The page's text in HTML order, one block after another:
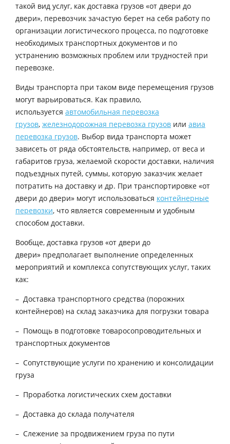
такой вид услуг, как доставка грузов «от двери до
двери», перевозчик зачастую берет на себя работу по
организации логистического процесса, по подготовке
необходимых транспортных документов и по
устранению возможных проблем или трудностей при
перевозке.
Виды транспорта при таком виде перемещения грузов
могут варьироваться. Как правило,
используется автомобильная перевозка
грузов, железнодорожная перевозка грузов или авиа
перевозка грузов. Выбор вида транспорта может
зависеть от ряда обстоятельств, например, от веса и
габаритов груза, желаемой скорости доставки, наличия
подъездных путей, суммы, которую заказчик желает
потратить на доставку и др. При транспортировке «от
двери до двери» могут использоваться контейнерные
перевозки, что является современным и удобным
способом доставки.
Вообще, доставка грузов «от двери до
двери» предполагает выполнение определенных
мероприятий и комплекса сопутствующих услуг, таких
как:
– Доставка транспортного средства (порожних
контейнеров) на склад заказчика для погрузки товара
– Помощь в подготовке товаросопроводительных и
транспортных документов
– Сопутствующие услуги по хранению и консолидации
груза
– Проработка логистических схем доставки
– Доставка до склада получателя
– Слежение за продвижением груза по пути